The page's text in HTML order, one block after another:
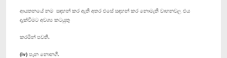
ආයතනයේ නම සඳහන් කර ඇති අතර එසේ සඳහන් කර නොමැති වාහනවල එය
දැක්වීමට අවශ්‍ය කටයුතු
කරමින් පවතී.
(iv) පැන නොනගී.